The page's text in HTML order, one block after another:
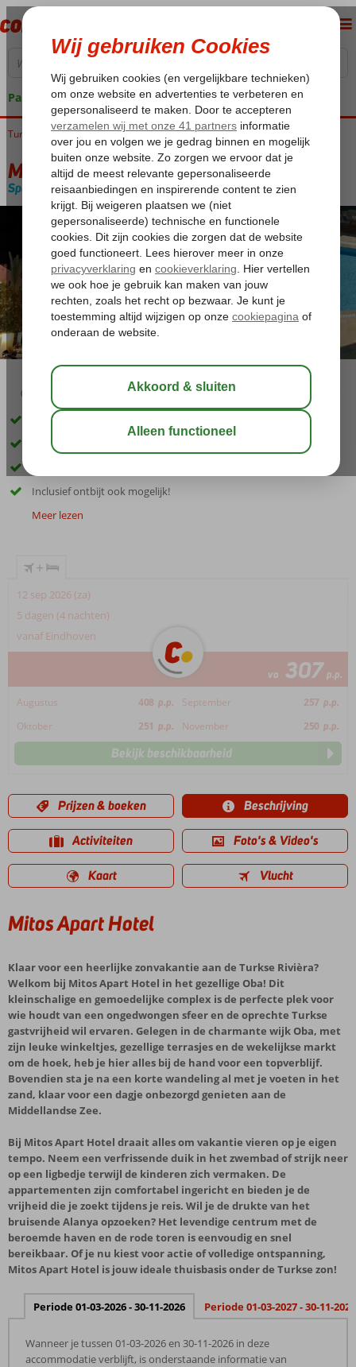
Pakketgarantie
Home
Turkije Turkse Riviera Alanya Oba Mitos Apart Hotel
Mitos Apart Hotel
Special category Logies -Aparthotel
03:45
Gelegen in het sfeervolle Oba
Op korte loopafstand van het heerlijke zandstrand
Inclusief ontbijt ook mogelijk!
Meer lezen
+
12 sep 2026 (za)
5 dagen (4 nachten)
vanaf Eindhoven
va 307 p.p.
Augustus 408 p.p. September 257 p.p.
Oktober
251 p.p. November 250 p.p.
Bekijk beschikbaarheid
Prijzen & boeken Beschrijving
Activiteiten Foto's & Video's
Kaart Vlucht
Mitos Apart Hotel
Klaar voor een heerlijke zonvakantie aan de Turkse Rivièra?
Welkom bij Mitos Apart Hotel in het gezellige Oba! Dit
kleinschalige en gemoedelijke complex is de perfecte plek voor
wie houdt van een ongedwongen sfeer en de oprechte Turkse
gastvrijheid wil ervaren. Gelegen in de charmante wijk Oba, met
zijn leuke winkeltjes, gezellige terrasjes en de wekelijkse markt
om de hoek, heb je hier alles bij de hand voor een topverblijf.
Bovendien sta je na een korte wandeling al met je voeten in het
zand, klaar voor een dagje onbezorgd genieten aan de
Middellandse Zee.
Bij Mitos Apart Hotel draait alles om vakantie vieren op je eigen
tempo. Neem een verfrissende duik in het zwembad of strijk neer
op een ligbedje terwijl de kinderen zich vermaken. De
appartementen zijn comfortabel ingericht en bieden je de
vrijheid die je zoekt tijdens je reis. Wil je de drukte van het
bruisende Alanya opzoeken? Het levendige centrum met de
beroemde haven en de rode toren is eenvoudig en snel
bereikbaar. Of je nu kiest voor actie of volledige ontspanning,
Mitos Apart Hotel is jouw ideale thuisbasis onder de Turkse zon!
Periode 01-03-2026 - 30-11-2026 Periode 01-03-2027 - 30-11-2027
Wanneer je tussen 01-03-2026 en 30-11-2026 in deze
accommodatie verblijft, is onderstaande informatie van